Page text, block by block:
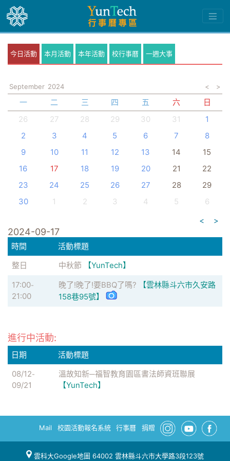
今日活動 本月活動 本年活動 校行事曆 一週大事
September 2024 < >
一 二 三 四 五 六
日
26
27 28 29 30 31
1
2
3 4 5 6 7
8
9
10 11 12 13 14
15
16
17 18 19 20 21
22
23
24 25 26 27 28
29
30
1 2 3 4 5
6
<
>
2024-09-17
時間
活動標題
整日
中秋節
【YunTech】
17:00-
21:00
晚了!晚了!要BBQ了嗎?
【雲林縣斗六市久安路
158巷95號】
進行中活動:
日期
活動標題
08/12-
09/21
溫故知新─福智教育園區書法師資班聯展
【YunTech】
Mail 校園活動報名系統 行事曆 捐贈
雲科大Google地圖 64002 雲林縣斗六市大學路3段123號